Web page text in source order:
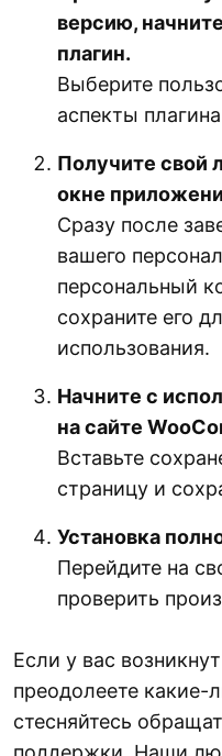
версию,
плагин.
Выберите
аспекты
Получите свой
окне
Сразу после
вашего
персональный
сохраните его
использования.
Начните с
на сайте
Вставьте
страницу и
Установка
Перейдите на
проверить
Если у вас
преодолеете какие-
стесняйтесь